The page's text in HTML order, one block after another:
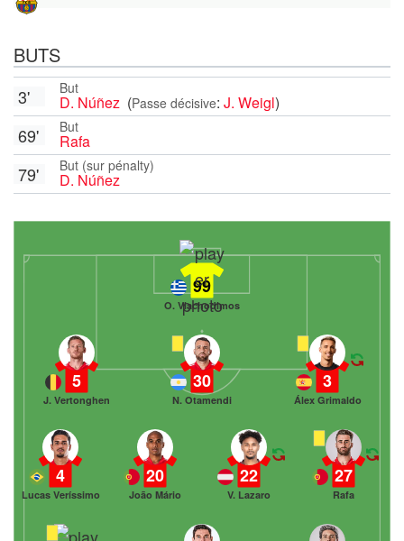
BUTS
But
D. Núñez (Passe décisive: J. Weigl)
3'
But
Rafa
69'
But (sur pénalty)
D. Núñez
79'
99
O. Vlachodimos
3
Álex Grimaldo
30
N. Otamendi
5
J. Vertonghen
27
Rafa
22
V. Lazaro
20
João Mário
4
Lucas Veríssimo